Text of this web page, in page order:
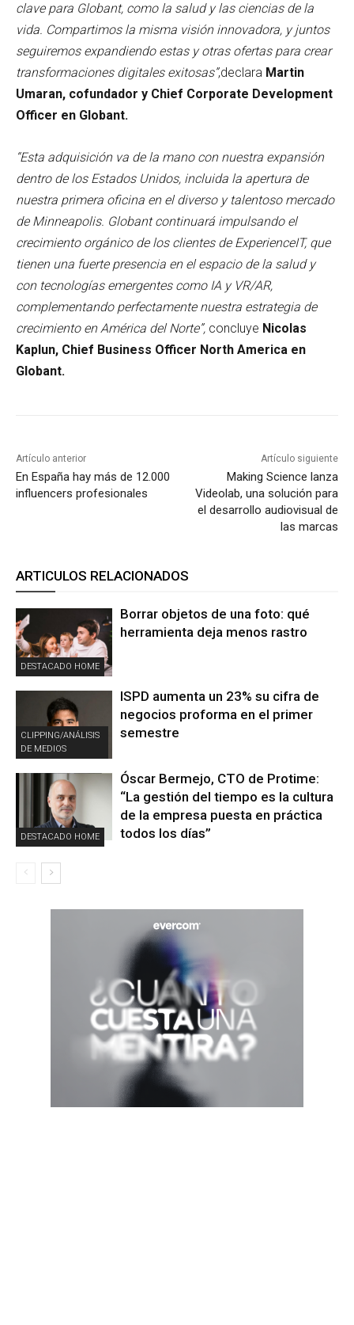
clave para Globant, como la salud y las ciencias de la
vida. Compartimos la misma visión innovadora, y juntos
seguiremos expandiendo estas y otras ofertas para crear
transformaciones digitales exitosas”,declara Martin
Umaran, cofundador y Chief Corporate Development
Officer en Globant.
“Esta adquisición va de la mano con nuestra expansión
dentro de los Estados Unidos, incluida la apertura de
nuestra primera oficina en el diverso y talentoso mercado
de Minneapolis. Globant continuará impulsando el
crecimiento orgánico de los clientes de ExperienceIT, que
tienen una fuerte presencia en el espacio de la salud y
con tecnologías emergentes como IA y VR/AR,
complementando perfectamente nuestra estrategia de
crecimiento en América del Norte”, concluye Nicolas
Kaplun, Chief Business Officer North America en
Globant.
Artículo anterior
En España hay más de 12.000
influencers profesionales
Artículo siguiente
Making Science lanza
Videolab, una solución para
el desarrollo audiovisual de
las marcas
ARTICULOS RELACIONADOS
DESTACADO HOME
Borrar objetos de una foto: qué
herramienta deja menos rastro
CLIPPING/ANÁLISIS
DE MEDIOS
ISPD aumenta un 23% su cifra de
negocios proforma en el primer
semestre
DESTACADO HOME
Óscar Bermejo, CTO de Protime:
“La gestión del tiempo es la cultura
de la empresa puesta en práctica
todos los días”